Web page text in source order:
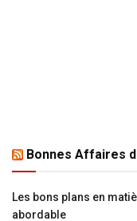
Bonnes Affaires
Les bons plans en
abordable